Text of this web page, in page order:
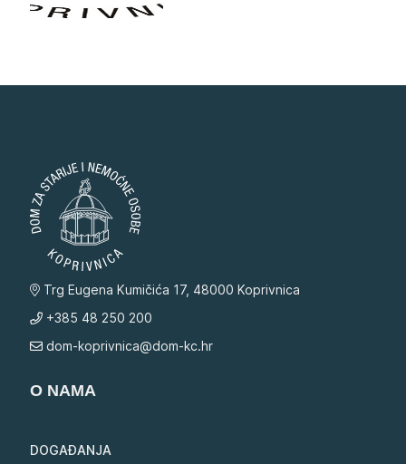
Trg Eugena Kumičića 17, 48000 Koprivnica
+385 48 250 200
dom-koprivnica@dom-kc.hr
O NAMA
DOGAĐANJA